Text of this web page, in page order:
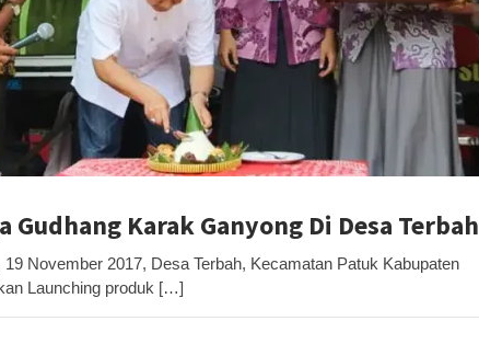
Gudhang Karak Ganyong Di Desa Terbah
November 2017, Desa Terbah, Kecamatan Patuk Kabupaten
Launching produk […]